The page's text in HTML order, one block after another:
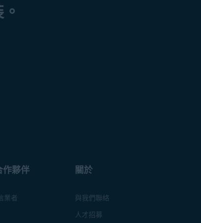
作夥伴
業者
關於
與我們聯絡
人才招募